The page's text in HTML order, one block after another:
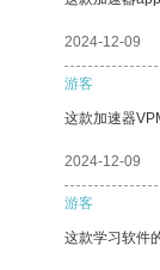
2024-12-09
游客
这款加速器
2024-12-09
游客
这款学习软件